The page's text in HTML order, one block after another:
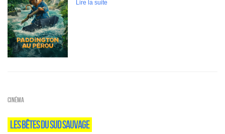
Lire la suite
Cinéma
LES BÊTES DU SUD SAUVAGE